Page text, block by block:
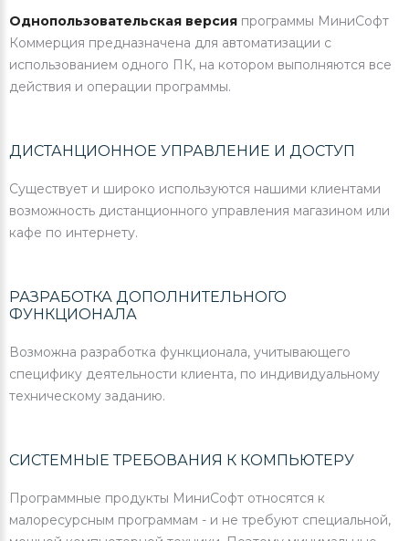
Однопользовательская версия программы МиниСофт
Коммерция предназначена для автоматизации с
использованием одного ПК, на котором выполняются все
действия и операции программы.
ДИСТАНЦИОННОЕ УПРАВЛЕНИЕ И ДОСТУП
Существует и широко используются нашими клиентами
возможность дистанционного управления магазином или
кафе по интернету.
РАЗРАБОТКА ДОПОЛНИТЕЛЬНОГО
ФУНКЦИОНАЛА
Возможна разработка функционала, учитывающего
специфику деятельности клиента, по индивидуальному
техническому заданию.
СИСТЕМНЫЕ ТРЕБОВАНИЯ К КОМПЬЮТЕРУ
Программные продукты МиниСофт относятся к
малоресурсным программам - и не требуют специальной,